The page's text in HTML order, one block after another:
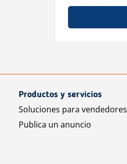
Productos y servicios
Soluciones para vendedores
Publica un anuncio